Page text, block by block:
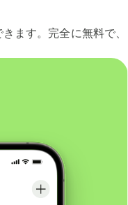
ます。完全に無料で、